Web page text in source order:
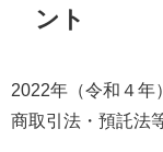
ント
2022年（令和４年
商取引法・預託法